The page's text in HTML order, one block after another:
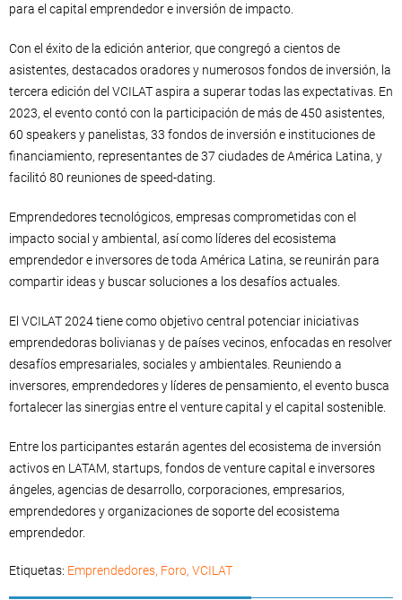
para el capital emprendedor e inversión de impacto.
Con el éxito de la edición anterior, que congregó a cientos de
asistentes, destacados oradores y numerosos fondos de inversión, la
tercera edición del VCILAT aspira a superar todas las expectativas. En
2023, el evento contó con la participación de más de 450 asistentes,
60 speakers y panelistas, 33 fondos de inversión e instituciones de
financiamiento, representantes de 37 ciudades de América Latina, y
facilitó 80 reuniones de speed-dating.
Emprendedores tecnológicos, empresas comprometidas con el
impacto social y ambiental, así como líderes del ecosistema
emprendedor e inversores de toda América Latina, se reunirán para
compartir ideas y buscar soluciones a los desafíos actuales.
El VCILAT 2024 tiene como objetivo central potenciar iniciativas
emprendedoras bolivianas y de países vecinos, enfocadas en resolver
desafíos empresariales, sociales y ambientales. Reuniendo a
inversores, emprendedores y líderes de pensamiento, el evento busca
fortalecer las sinergias entre el venture capital y el capital sostenible.
Entre los participantes estarán agentes del ecosistema de inversión
activos en LATAM, startups, fondos de venture capital e inversores
ángeles, agencias de desarrollo, corporaciones, empresarios,
emprendedores y organizaciones de soporte del ecosistema
emprendedor.
Etiquetas: Emprendedores, Foro, VCILAT